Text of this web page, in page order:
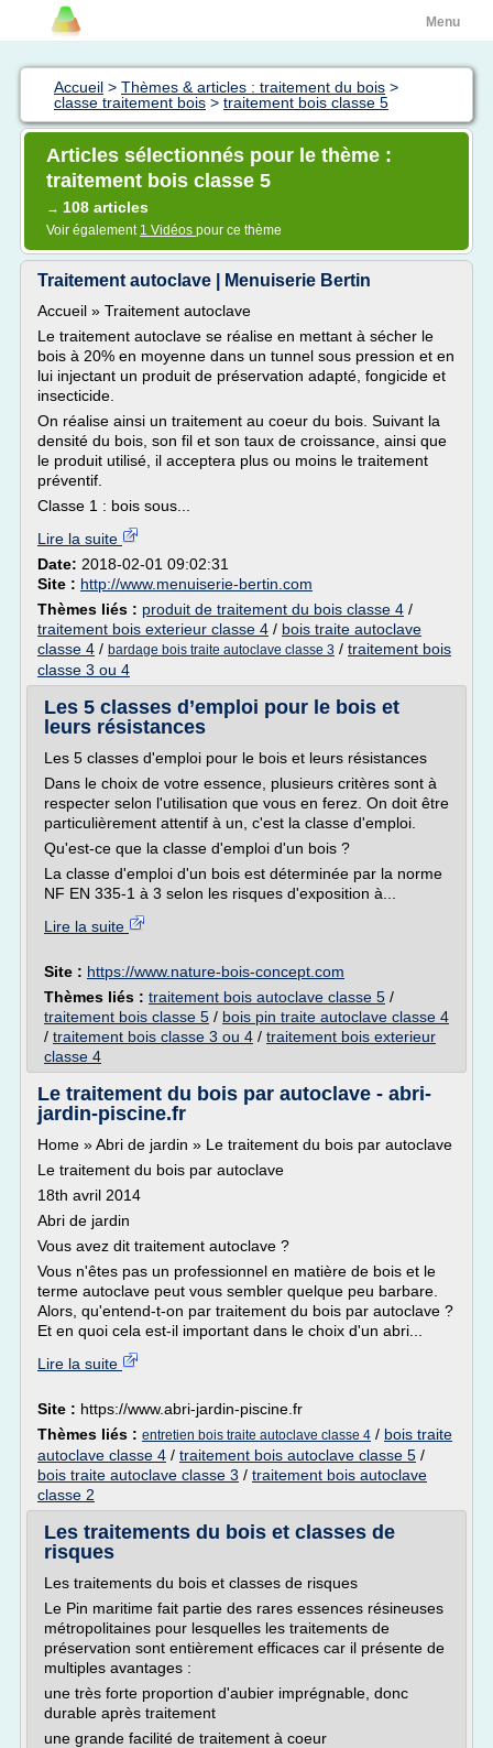
Menu
Accueil > Thèmes & articles : traitement du bois >
classe traitement bois > traitement bois classe 5
Articles sélectionnés pour le thème :
traitement bois classe 5
→ 108 articles
Voir également 1 Vidéos pour ce thème
Traitement autoclave | Menuiserie Bertin
Accueil » Traitement autoclave
Le traitement autoclave se réalise en mettant à sécher le
bois à 20% en moyenne dans un tunnel sous pression et en
lui injectant un produit de préservation adapté, fongicide et
insecticide.
On réalise ainsi un traitement au coeur du bois. Suivant la
densité du bois, son fil et son taux de croissance, ainsi que
le produit utilisé, il acceptera plus ou moins le traitement
préventif.
Classe 1 : bois sous...
Lire la suite
Date: 2018-02-01 09:02:31
Site : http://www.menuiserie-bertin.com
Thèmes liés : produit de traitement du bois classe 4 /
traitement bois exterieur classe 4 / bois traite autoclave
classe 4 / bardage bois traite autoclave classe 3 / traitement bois
classe 3 ou 4
Les 5 classes d’emploi pour le bois et
leurs résistances
Les 5 classes d'emploi pour le bois et leurs résistances
Dans le choix de votre essence, plusieurs critères sont à
respecter selon l'utilisation que vous en ferez. On doit être
particulièrement attentif à un, c'est la classe d'emploi.
Qu'est-ce que la classe d'emploi d'un bois ?
La classe d'emploi d'un bois est déterminée par la norme
NF EN 335-1 à 3 selon les risques d'exposition à...
Lire la suite
Site : https://www.nature-bois-concept.com
Thèmes liés : traitement bois autoclave classe 5 /
traitement bois classe 5 / bois pin traite autoclave classe 4
/ traitement bois classe 3 ou 4 / traitement bois exterieur
classe 4
Le traitement du bois par autoclave - abri-
jardin-piscine.fr
Home » Abri de jardin » Le traitement du bois par autoclave
Le traitement du bois par autoclave
18th avril 2014
Abri de jardin
Vous avez dit traitement autoclave ?
Vous n'êtes pas un professionnel en matière de bois et le
terme autoclave peut vous sembler quelque peu barbare.
Alors, qu'entend-t-on par traitement du bois par autoclave ?
Et en quoi cela est-il important dans le choix d'un abri...
Lire la suite
Site : https://www.abri-jardin-piscine.fr
Thèmes liés : entretien bois traite autoclave classe 4 / bois traite
autoclave classe 4 / traitement bois autoclave classe 5 /
bois traite autoclave classe 3 / traitement bois autoclave
classe 2
Les traitements du bois et classes de
risques
Les traitements du bois et classes de risques
Le Pin maritime fait partie des rares essences résineuses
métropolitaines pour lesquelles les traitements de
préservation sont entièrement efficaces car il présente de
multiples avantages :
une très forte proportion d'aubier imprégnable, donc
durable après traitement
une grande facilité de traitement à coeur